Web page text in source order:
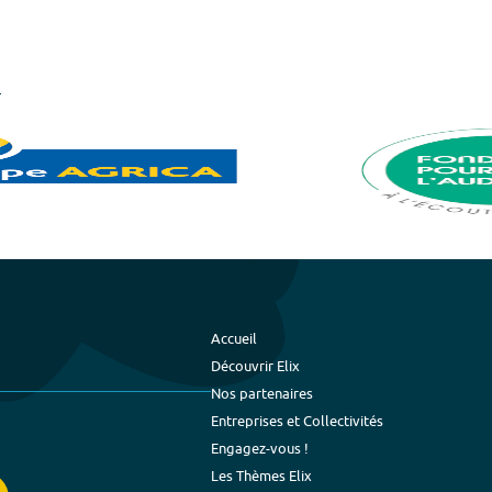
Accueil
Découvrir Elix
Nos partenaires
Entreprises et Collectivités
Engagez-vous !
Les Thèmes Elix